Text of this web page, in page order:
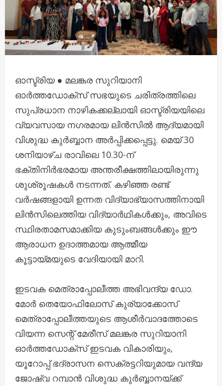
ഓസ്ട്രിയ ● മലങ്കര സുറിയാനി
ഓർത്തഡോക്സ് സഭയുടെ ചരിത്രത്തിലെ
സുപ്രധാന നാഴികക്കല്ലായി ഓസ്ട്രിയയിലെ
വ്യവസായ നഗരമായ ലിൻസിൽ ആദ്യമായി
വിശുദ്ധ കുർബ്ബാന അർപ്പിക്കപ്പെട്ടു. മെയ് 30
ശനിയാഴ്ച രാവിലെ 10.30-ന്
ഭക്തിനിർഭരമായ അന്തരീക്ഷത്തിലായിരുന്നു
ശുശ്രൂഷകൾ നടന്നത്. കഴിഞ്ഞ രണ്ട്
വർഷങ്ങളായി ഉന്നത വിദ്യാഭ്യാസത്തിനായി
ലിൻസിലെത്തിയ വിദ്യാർഥികൾക്കും, അവിടെ
സ്ഥിരതാമസമാക്കിയ കുടുംബങ്ങൾക്കും ഈ
ആരാധന ഉദാത്തമായ ആത്മീയ
കൂട്ടായ്മയുടെ വേദിയായി മാറി.
ഇടവക മെത്രാപ്പോലീത്ത അഭിവന്ദ്യ ഡോ.
മോർ തെയോഫിലോസ് കുര്യാക്കോസ്
മെത്രാപ്പോലീത്തയുടെ ആശീർവാദത്തോടെ
വിയന്ന സെന്റ് മേരീസ് മലങ്കര സുറിയാനി
ഓർത്തഡോക്സ് ഇടവക വികാരിയും,
യൂറോപ്പ് ഭദ്രാസന സെക്രട്ടറിയുമായ വന്ദ്യ
ജോഷ്വ റമ്പാൻ വിശുദ്ധ കുർബ്ബാനയ്ക്ക്